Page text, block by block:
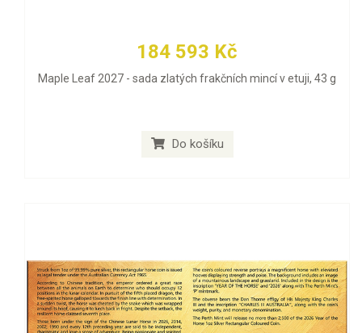
184 593 Kč
Maple Leaf 2027 - sada zlatých frakčních mincí v etuji, 43 g
Do košíku